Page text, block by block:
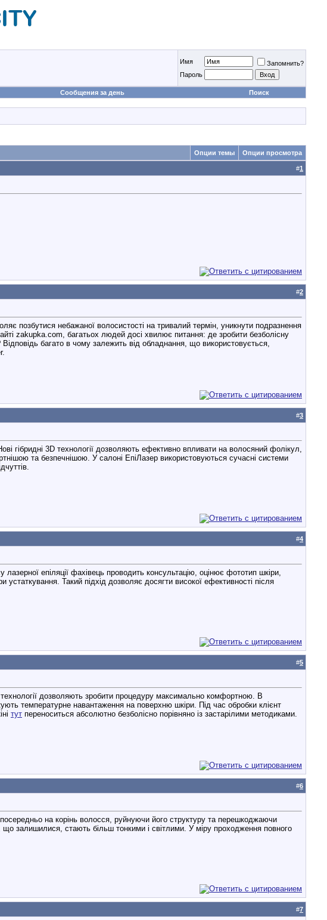
Имя
Запомнить?
Пароль
Сообщения за день Поиск
Опции темы
Опции просмотра
#1
#2
позбутися небажаної волосистості на тривалий термін, уникнути подразнення
zakupka.com, багатьох людей досі хвилює питання: де зробити безболісну
багато в чому залежить від обладнання, що використовується,
#3
гібридні 3D технології дозволяють ефективно впливати на волосяний фолікул,
та безпечнішою. У салоні ЕпіЛазер використовуються сучасні системи
#4
епіляції фахівець проводить консультацію, оцінює фототип шкіри,
Такий підхід дозволяє досягти високої ефективності після
#5
дозволяють зробити процедуру максимально комфортною. В
температурне навантаження на поверхню шкіри. Під час обробки клієнт
тут переноситься абсолютно безболісно порівняно із застарілими методиками.
#6
на корінь волосся, руйнуючи його структуру та перешкоджаючи
залишилися, стають більш тонкими і світлими. У міру проходження повного
#7